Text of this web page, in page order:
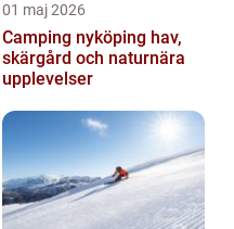
01 maj 2026
Camping nyköping hav,
skärgård och naturnära
upplevelser